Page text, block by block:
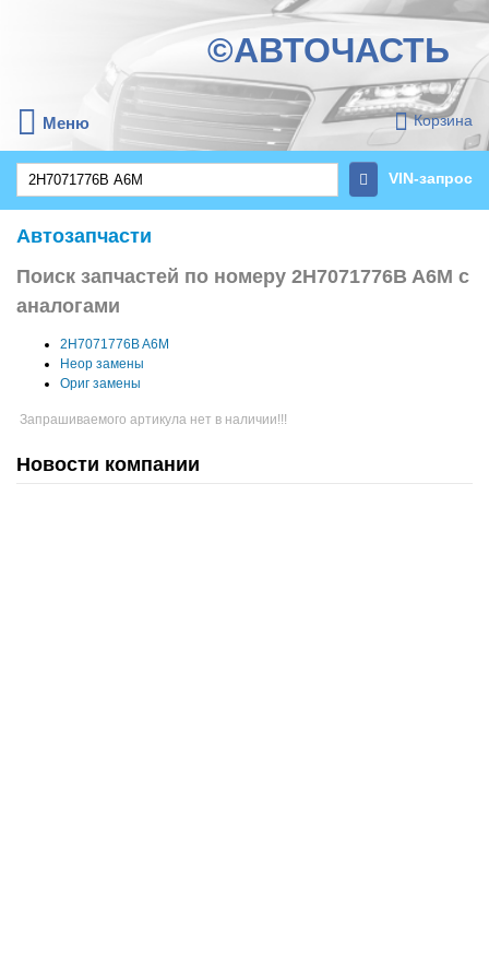
©АВТОЧАСТЬ
Меню Корзина
VIN-запрос
Автозапчасти
Поиск запчастей по номеру 2H7071776B A6M с
аналогами
2H7071776B A6M
Неор замены
Ориг замены
Запрашиваемого артикула нет в наличии!!!
Новости компании